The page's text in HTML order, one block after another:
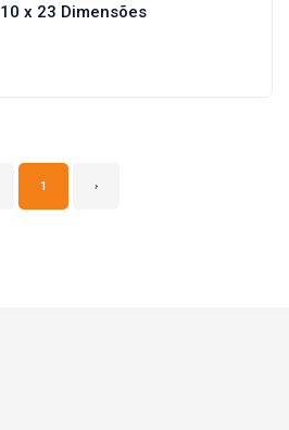
10 x 23 Dimensões
1 ›